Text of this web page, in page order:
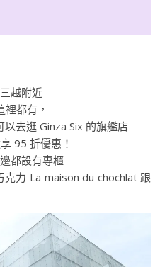
越附近
都有，
去逛 Ginza Six 的旗艦店
95 折優惠！
都設有專櫃
力 La maison du chochlat 跟